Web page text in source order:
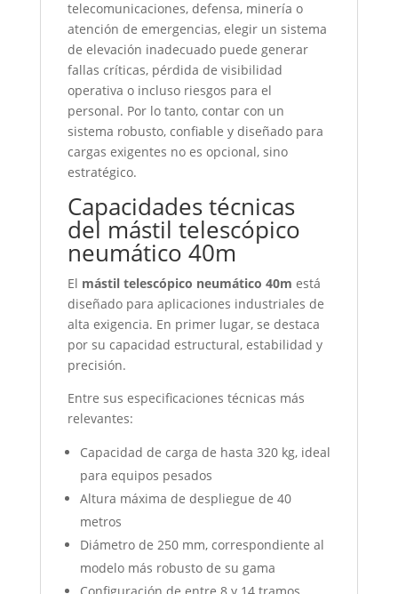
telecomunicaciones, defensa, minería o
atención de emergencias, elegir un sistema
de elevación inadecuado puede generar
fallas críticas, pérdida de visibilidad
operativa o incluso riesgos para el
personal. Por lo tanto, contar con un
sistema robusto, confiable y diseñado para
cargas exigentes no es opcional, sino
estratégico.
Capacidades técnicas
del mástil telescópico
neumático 40m
El mástil telescópico neumático 40m está
diseñado para aplicaciones industriales de
alta exigencia. En primer lugar, se destaca
por su capacidad estructural, estabilidad y
precisión.
Entre sus especificaciones técnicas más
relevantes:
Capacidad de carga de hasta 320 kg, ideal
para equipos pesados
Altura máxima de despliegue de 40
metros
Diámetro de 250 mm, correspondiente al
modelo más robusto de su gama